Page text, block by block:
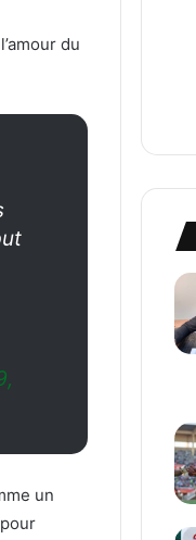
du
un